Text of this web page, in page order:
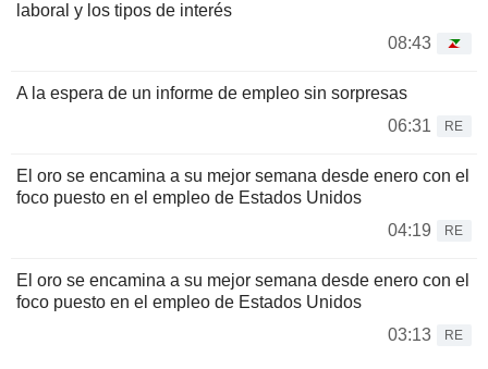
laboral y los tipos de interés
08:43
A la espera de un informe de empleo sin sorpresas
06:31
RE
El oro se encamina a su mejor semana desde enero con el
foco puesto en el empleo de Estados Unidos
04:19
RE
El oro se encamina a su mejor semana desde enero con el
foco puesto en el empleo de Estados Unidos
03:13
RE